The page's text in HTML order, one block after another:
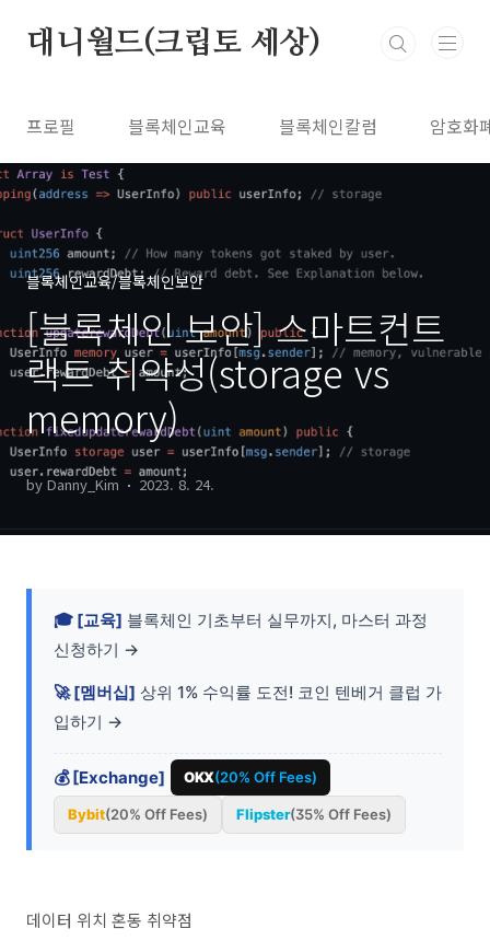
대니월드(크립토 세상)
프로필 블록체인교육 블록체인칼럼 암호화
블록체인교육/블록체인보안
[블록체인 보안] 스마트컨트
랙트 취약성(storage vs
memory)
by Danny_Kim 2023. 8. 24.
🎓 [교육] 블록체인 기초부터 실무까지, 마스터 과정
신청하기 →
🚀 [멤버십] 상위 1% 수익률 도전! 코인 텐베거 클럽 가
입하기 →
💰 [Exchange] OKX(20% Off Fees)
Bybit(20% Off Fees) Flipster(35% Off Fees)
데이터 위치 혼동 취약점